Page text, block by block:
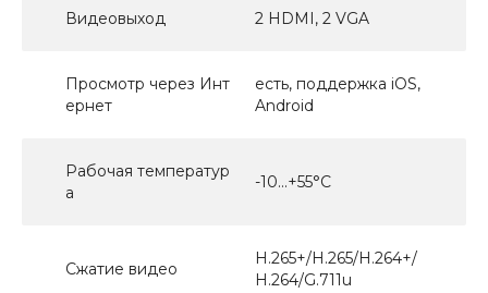
Видеовыход 2 HDMI, 2 VGA
Просмотр через Инт
ернет
есть, поддержка iOS,
Android
Рабочая температур
а
-10...+55°С
Сжатие видео
H.265+/H.265/H.264+/
H.264/G.711u